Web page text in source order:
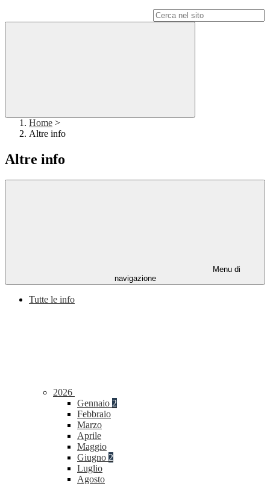
Home >
Altre info
Altre info
Menu di
navigazione
Tutte le info
2026
Gennaio 2
Febbraio
Marzo
Aprile
Maggio
Giugno 2
Luglio
Agosto